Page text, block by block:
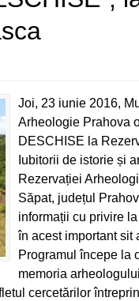
Joi, 23 iunie 2016,
Arheologie Prahova
DESCHISE la
Iubitorii de istorie și
Rezervației
Săpat, județul
informații cu privire
în acest important sit
Programul începe la
memoria
cercetărilor